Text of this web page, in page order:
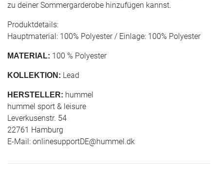
zu deiner Sommergarderobe hinzufügen kannst.
Produktdetails:
Hauptmaterial: 100% Polyester / Einlage: 100% Polyester
MATERIAL: 100 % Polyester
KOLLEKTION: Lead
HERSTELLER: hummel
hummel sport & leisure
Leverkusenstr. 54
22761 Hamburg
E-Mail: onlinesupportDE@hummel.dk